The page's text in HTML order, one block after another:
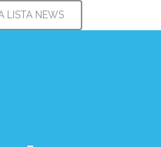
LISTA NEWS